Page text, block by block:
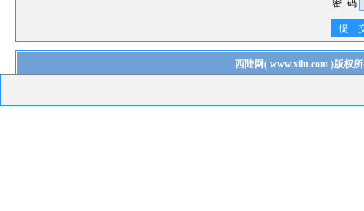
密 码:
提
西陆网( www.xilu.com)版权